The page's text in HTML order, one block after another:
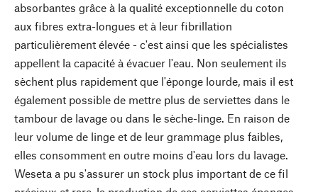
absorbantes grâce à la qualité exceptionnelle du coton
aux fibres extra-longues et à leur fibrillation
particulièrement élevée - c'est ainsi que les spécialistes
appellent la capacité à évacuer l'eau. Non seulement ils
sèchent plus rapidement que l'éponge lourde, mais il est
également possible de mettre plus de serviettes dans le
tambour de lavage ou dans le sèche-linge. En raison de
leur volume de linge et de leur grammage plus faibles,
elles consomment en outre moins d'eau lors du lavage.
Weseta a pu s'assurer un stock plus important de ce fil